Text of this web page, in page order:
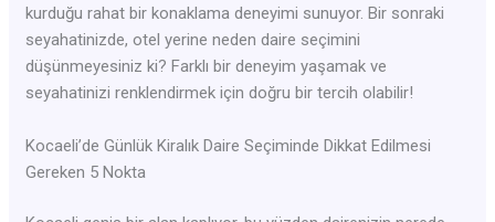
kurduğu rahat bir konaklama deneyimi sunuyor. Bir sonraki
seyahatinizde, otel yerine neden daire seçimini
düşünmeyesiniz ki? Farklı bir deneyim yaşamak ve
seyahatinizi renklendirmek için doğru bir tercih olabilir!
Kocaeli’de Günlük Kiralık Daire Seçiminde Dikkat Edilmesi
Gereken 5 Nokta